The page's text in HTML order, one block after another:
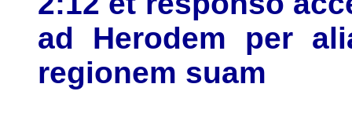
ad Herodem per
regionem suam